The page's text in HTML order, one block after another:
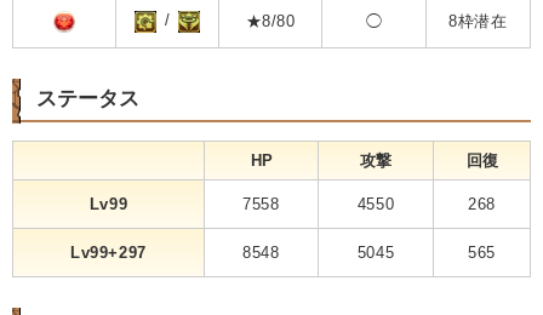
/ ★8/80 ◯ 8枠潜在
ステータス
HP 攻撃 回復
Lv99 7558 4550 268
Lv99+297 8548 5045 565